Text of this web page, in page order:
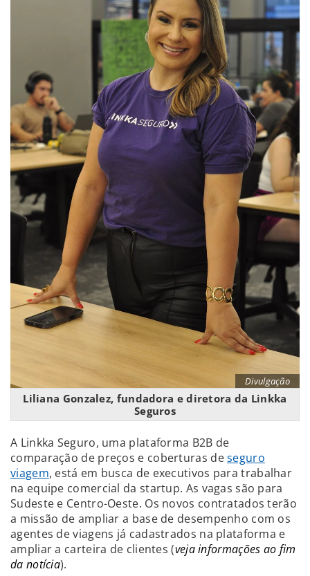
Divulgação
Liliana Gonzalez, fundadora e diretora da Linkka
Seguros
A Linkka Seguro, uma plataforma B2B de
comparação de preços e coberturas deseguro
viagem, está em busca de executivos para trabalhar
na equipe comercial da startup. As vagas são para
Sudeste e Centro-Oeste. Os novos contratados terão
a missão de ampliar a base de desempenho com os
agentes de viagens já cadastrados na plataforma e
ampliar a carteira de clientes (veja informações ao fim
da notícia).